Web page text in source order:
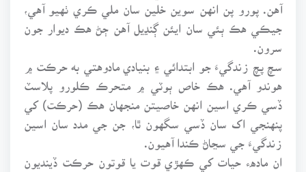
آهن. پورو پن انهن سوين خلين سان ملي ڪري ٺهيو آهي،
جيڪي هڪ ٻئي سان ايئن ڳنڍيل آهن ڄڻ هڪ ديوار جون
سچ پچ زندگيءَ جو ابتدائي ۽ بنيادي مادوهتي به حرڪت ۾
هوندو آهي. هڪ خاص ٻوٽي ۾ متحرڪ ڪلورو پلاسٽ
ڏسي ڪري اسين انهن خاصيتن منجهان هڪ (حرڪت) کي
پنهنجي اک سان ڏسي سگهون ٿا، جن جي مدد سان اسين
زندگيءَ جي سڃاڻ ڪندا آهيون.
ان مادهء حيات کي ڪهڙي قوت يا قوتون حرڪت ڏينديون